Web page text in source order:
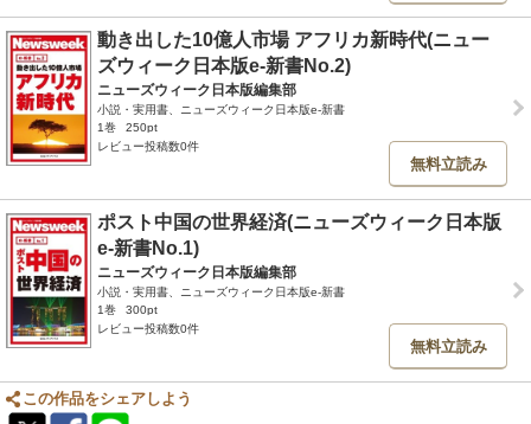
動き出した10億人市場 アフリカ新時代(ニュー
ズウィーク日本版e-新書No.2)
ニューズウィーク日本版編集部
小説・実用書、ニューズウィーク日本版e-新書
1巻
250pt
レビュー投稿数0件
無料立読み
ポスト中国の世界経済(ニューズウィーク日本版
e-新書No.1)
ニューズウィーク日本版編集部
小説・実用書、ニューズウィーク日本版e-新書
1巻
300pt
レビュー投稿数0件
無料立読み
この作品をシェアしよう